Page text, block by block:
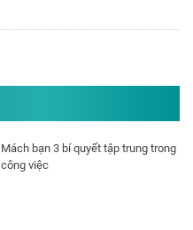
Mách bạn 3 bí quyết tập trung trong
công việc